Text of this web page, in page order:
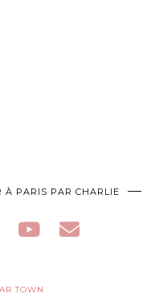
À PARIS PAR CHARLIE
TOWN